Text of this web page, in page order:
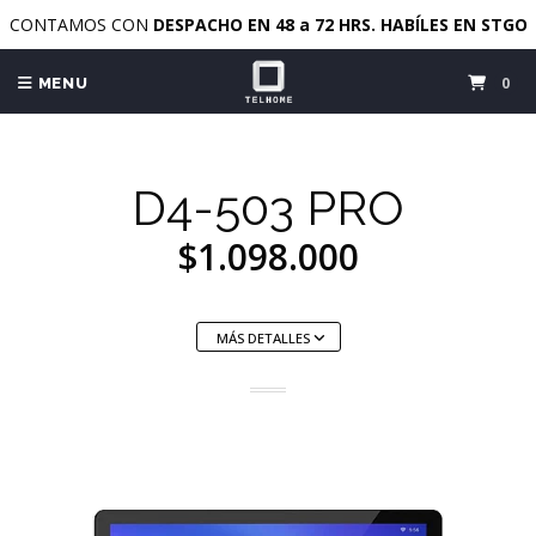
CONTAMOS CON DESPACHO EN 48 a 72 HRS. HABÍLES EN STGO
MENU 0
D4-503 PRO
$1.098.000
MÁS DETALLES